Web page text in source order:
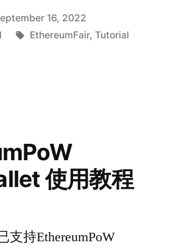
16, 2022
Tags:
EthereumFair, Tutorial
使用教程
支持EthereumPoW